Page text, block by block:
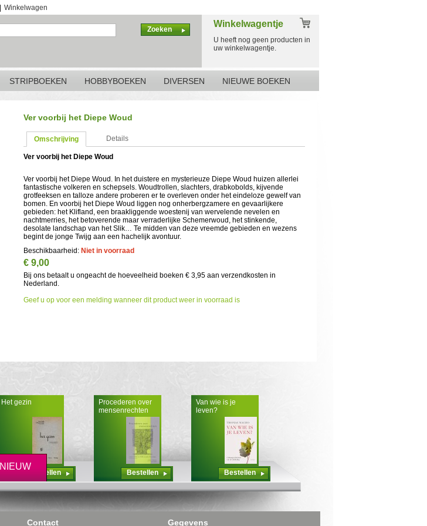
Winkelwagen
Zoeken
Winkelwagentje
U heeft nog geen producten in
uw winkelwagentje.
STRIPBOEKEN HOBBYBOEKEN DIVERSEN NIEUWE BOEKEN
Ver voorbij het Diepe Woud
Omschrijving Details
Ver voorbij het Diepe Woud
Ver voorbij het Diepe Woud. In het duistere en mysterieuze Diepe Woud huizen allerlei
fantastische volkeren en schepsels. Woudtrollen, slachters, drabkobolds, kijvende
grotfeeksen en talloze andere proberen er te overleven onder het eindeloze gewelf van
bomen. En voorbij het Diepe Woud liggen nog onherbergzamere en gevaarlijkere
gebieden: het Klifland, een braakliggende woestenij van wervelende nevelen en
nachtmerries, het betoverende maar verraderlijke Schemerwoud, het stinkende,
desolate landschap van het Slik… Te midden van deze vreemde gebieden en wezens
begint de jonge Twijg aan een hachelijk avontuur.
Beschikbaarheid: Niet in voorraad
€ 9,00
Bij ons betaalt u ongeacht de hoeveelheid boeken € 3,95 aan verzendkosten in
Nederland.
Geef u op voor een melding wanneer dit product weer in voorraad is
Het gezin
Bestellen
NIEUW
Procederen over
mensenrechten
Bestellen
Van wie is je
leven?
Bestellen
Contact Gegevens